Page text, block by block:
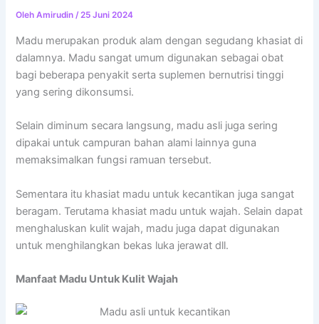
OlehAmirudin/25 Juni 2024
Madu merupakan produk alam dengan segudang khasiat di
dalamnya. Madu sangat umum digunakan sebagai obat
bagi beberapa penyakit serta suplemen bernutrisi tinggi
yang sering dikonsumsi.
Selain diminum secara langsung, madu asli juga sering
dipakai untuk campuran bahan alami lainnya guna
memaksimalkan fungsi ramuan tersebut.
Sementara itu khasiat madu untuk kecantikan juga sangat
beragam. Terutama khasiat madu untuk wajah. Selain dapat
menghaluskan kulit wajah, madu juga dapat digunakan
untuk menghilangkan bekas luka jerawat dll.
Manfaat Madu Untuk Kulit Wajah